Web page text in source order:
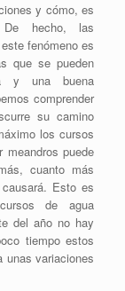
y cómo, es
De hecho, las
fenómeno es
que se pueden
y una buena
comprender
su camino
los cursos
puede
cuanto más
Esto es
de agua
del año no hay
tiempo estos
unas variaciones